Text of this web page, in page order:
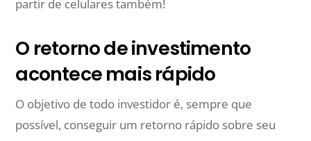
partir de celulares também!
O retorno de investimento
acontece mais rápido
O objetivo de todo investidor é, sempre que
possível, conseguir um retorno rápido sobre seu